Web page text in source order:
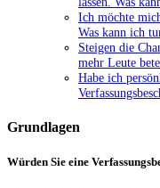
Ich möchte
Was kann ich
Steigen die
mehr Leute
Habe ich
Grundlagen
Würden Sie eine